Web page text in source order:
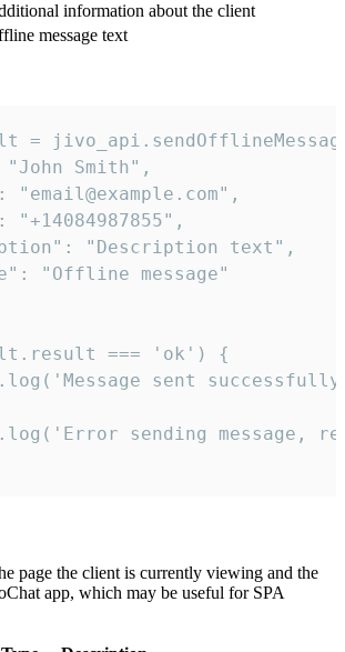
information about the client
message text
=
Smith",
"email@example.com",
"+14084987855",
"Description text",
"Offline message"
=== 'ok') {
sent
sending message,
page the client is currently viewing and the
app, which may be useful for SPA